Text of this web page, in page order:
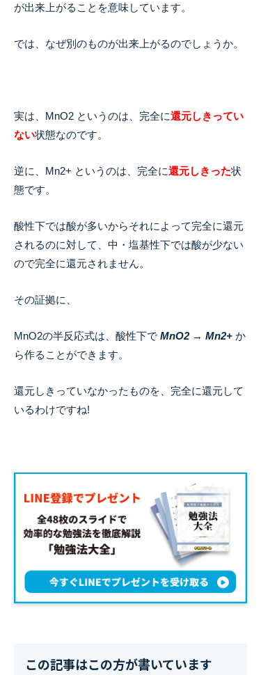
が出来上がることを意味しています。
では、なぜ別のものが出来上がるのでしょうか。
実は、MnO2 というのは、完全に還元しきってい
ない状態なのです。
逆に、Mn2+ というのは、完全に還元しきった状
態です。
酸性下では酸が多いからそれによって完全に還元
されるのに対して、中・塩基性下では酸が少ない
ので完全に還元されません。
その証拠に、
MnO2の半反応式は、酸性下で MnO2→ Mn2+ か
ら作ることができます。
還元しきっていなかったものを、完全に還元して
いるわけですね!
この記事はこの方が書いています